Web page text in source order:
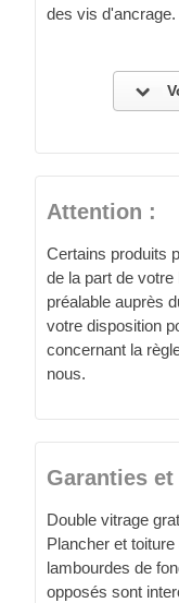
des vis d'ancrage.
Attention :
Certains produits
de la part de
préalable auprès
votre disposition
concernant la
nous.
Garanties et
Double vitrage
Plancher et
lambourdes de
opposés sont